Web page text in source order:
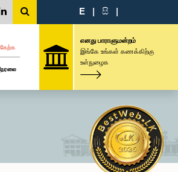
E | සි |
எனது பாராளுமன்றம்
இங்கே உங்கள் கணக்கிற்கு
உள்நுழைக